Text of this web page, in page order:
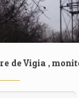
de Vigia ,